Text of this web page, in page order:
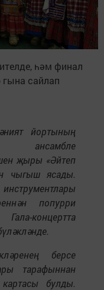
һәм финал
сайлап
йортының
ансамбле
җыры «Әйтеп
чыгыш ясады.
попурри
концертта
берсе
тарафыннан
булды.